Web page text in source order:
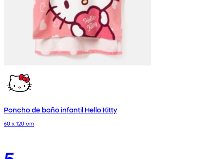
Poncho de baño infantil Hello Kitty
60 x 120 cm